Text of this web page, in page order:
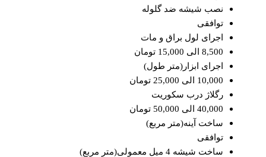
نصب شیشه ضد گلوله
توافقی
اجرای لول براق و مات
8,500 الی 15,000 تومان
اجرای ابزار(متر طول)
10,000 الی 25,000 تومان
رگلاژ درب سکوریت
40,000 الی 50,000 تومان
ساخت آینه(متر مربع)
توافقی
ساخت شیشه 4 میل معمولی(متر مربع)